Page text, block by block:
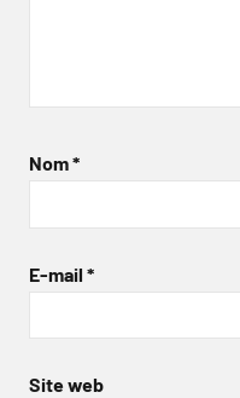
Nom*
E-mail *
Site web